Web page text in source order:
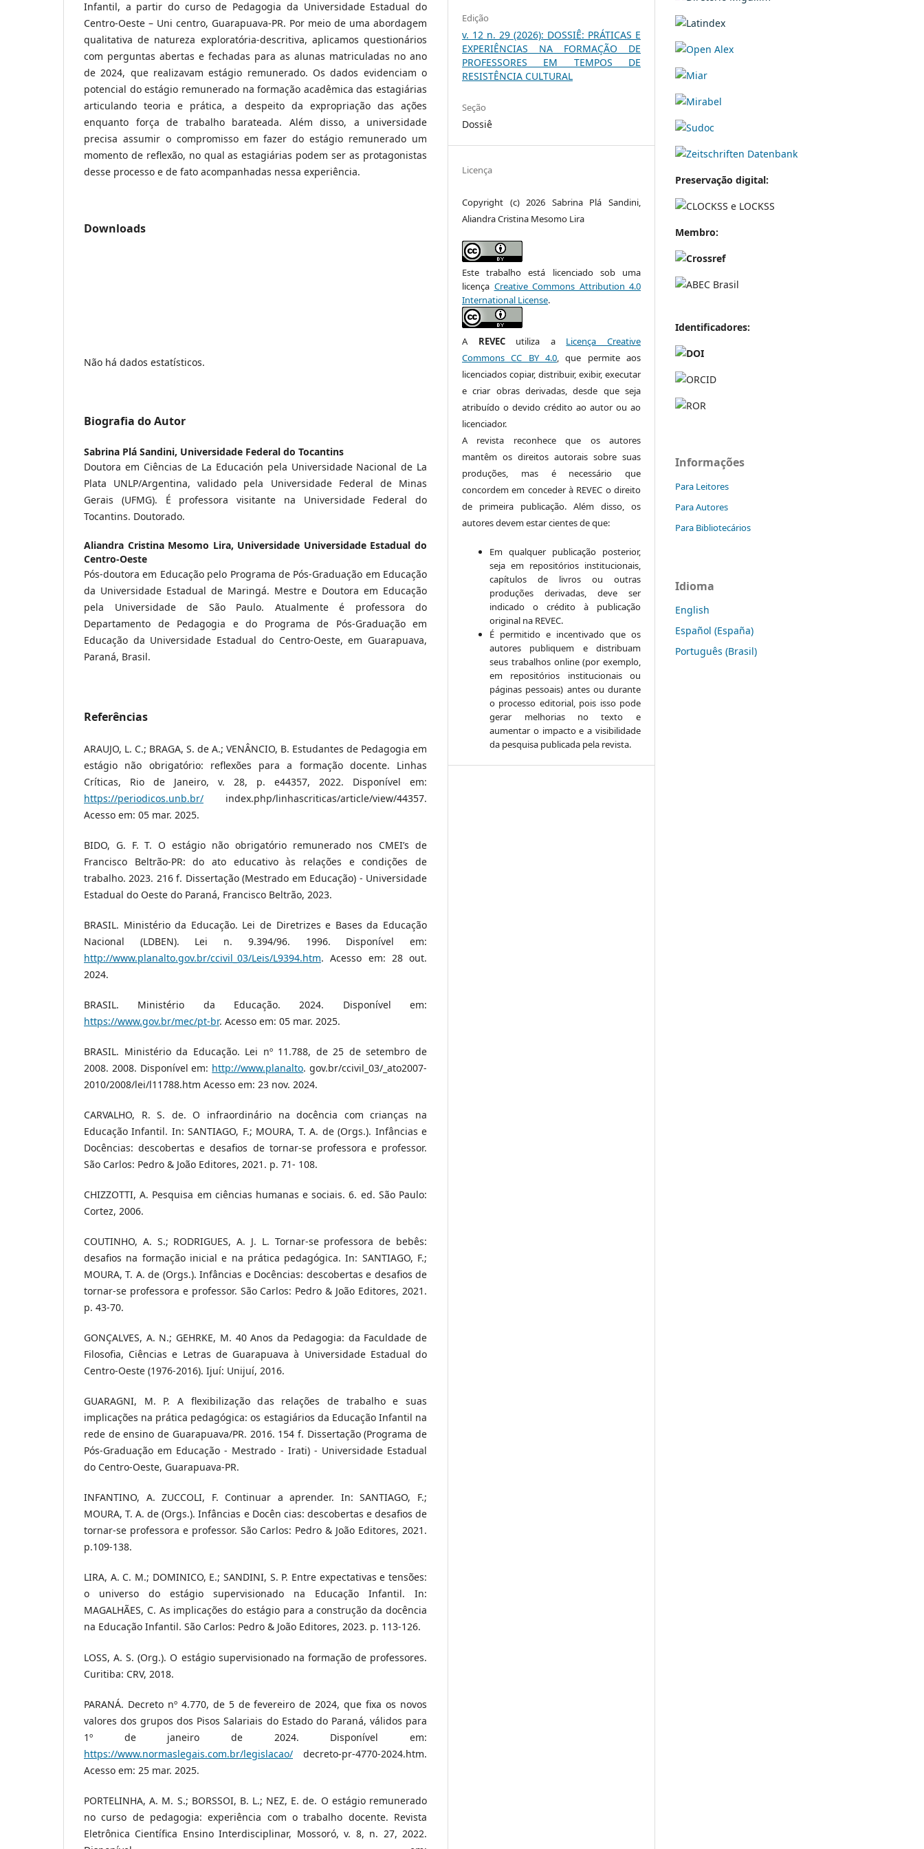
Infantil, a partir do curso de Pedagogia da Universidade Estadual do
Centro-Oeste – Uni centro, Guarapuava-PR. Por meio de uma abordagem
qualitativa de natureza exploratória-descritiva, aplicamos questionários
com perguntas abertas e fechadas para as alunas matriculadas no ano
de 2024, que realizavam estágio remunerado. Os dados evidenciam o
potencial do estágio remunerado na formação acadêmica das estagiárias
articulando teoria e prática, a despeito da expropriação das ações
enquanto força de trabalho barateada. Além disso, a universidade
precisa assumir o compromisso em fazer do estágio remunerado um
momento de reflexão, no qual as estagiárias podem ser as protagonistas
desse processo e de fato acompanhadas nessa experiência.
Downloads
Não há dados estatísticos.
Biografia do Autor
Sabrina Plá Sandini, Universidade Federal do Tocantins
Doutora em Ciências de La Educación pela Universidade Nacional de La
Plata UNLP/Argentina, validado pela Universidade Federal de Minas
Gerais (UFMG). É professora visitante na Universidade Federal do
Tocantins. Doutorado.
Aliandra Cristina Mesomo Lira, Universidade Universidade Estadual do
Centro-Oeste
Pós-doutora em Educação pelo Programa de Pós-Graduação em Educação
da Universidade Estadual de Maringá. Mestre e Doutora em Educação
pela Universidade de São Paulo. Atualmente é professora do
Departamento de Pedagogia e do Programa de Pós-Graduação em
Educação da Universidade Estadual do Centro-Oeste, em Guarapuava,
Paraná, Brasil.
Referências
ARAUJO, L. C.; BRAGA, S. de A.; VENÂNCIO, B. Estudantes de Pedagogia em
estágio não obrigatório: reflexões para a formação docente. Linhas
Críticas, Rio de Janeiro, v. 28, p. e44357, 2022. Disponível em:
https://periodicos.unb.br/ index.php/linhascriticas/article/view/44357.
Acesso em: 05 mar. 2025.
BIDO, G. F. T. O estágio não obrigatório remunerado nos CMEI’s de
Francisco Beltrão-PR: do ato educativo às relações e condições de
trabalho. 2023. 216 f. Dissertação (Mestrado em Educação) - Universidade
Estadual do Oeste do Paraná, Francisco Beltrão, 2023.
BRASIL. Ministério da Educação. Lei de Diretrizes e Bases da Educação
Nacional (LDBEN). Lei n. 9.394/96. 1996. Disponível em:
http://www.planalto.gov.br/ccivil_03/Leis/L9394.htm. Acesso em: 28 out.
2024.
BRASIL. Ministério da Educação. 2024. Disponível em:
https://www.gov.br/mec/pt-br. Acesso em: 05 mar. 2025.
BRASIL. Ministério da Educação. Lei nº 11.788, de 25 de setembro de
2008. 2008. Disponível em: http://www.planalto. gov.br/ccivil_03/_ato2007-
2010/2008/lei/l11788.htm Acesso em: 23 nov. 2024.
CARVALHO, R. S. de. O infraordinário na docência com crianças na
Educação Infantil. In: SANTIAGO, F.; MOURA, T. A. de (Orgs.). Infâncias e
Docências: descobertas e desafios de tornar-se professora e professor.
São Carlos: Pedro & João Editores, 2021. p. 71- 108.
CHIZZOTTI, A. Pesquisa em ciências humanas e sociais. 6. ed. São Paulo:
Cortez, 2006.
COUTINHO, A. S.; RODRIGUES, A. J. L. Tornar-se professora de bebês:
desafios na formação inicial e na prática pedagógica. In: SANTIAGO, F.;
MOURA, T. A. de (Orgs.). Infâncias e Docências: descobertas e desafios de
tornar-se professora e professor. São Carlos: Pedro & João Editores, 2021.
p. 43-70.
GONÇALVES, A. N.; GEHRKE, M. 40 Anos da Pedagogia: da Faculdade de
Filosofia, Ciências e Letras de Guarapuava à Universidade Estadual do
Centro-Oeste (1976-2016). Ijuí: Unijuí, 2016.
GUARAGNI, M. P. A flexibilização das relações de trabalho e suas
implicações na prática pedagógica: os estagiários da Educação Infantil na
rede de ensino de Guarapuava/PR. 2016. 154 f. Dissertação (Programa de
Pós-Graduação em Educação - Mestrado - Irati) - Universidade Estadual
do Centro-Oeste, Guarapuava-PR.
INFANTINO, A. ZUCCOLI, F. Continuar a aprender. In: SANTIAGO, F.;
MOURA, T. A. de (Orgs.). Infâncias e Docên cias: descobertas e desafios de
tornar-se professora e professor. São Carlos: Pedro & João Editores, 2021.
p.109-138.
LIRA, A. C. M.; DOMINICO, E.; SANDINI, S. P. Entre expectativas e tensões:
o universo do estágio supervisionado na Educação Infantil. In:
MAGALHÃES, C. As implicações do estágio para a construção da docência
na Educação Infantil. São Carlos: Pedro & João Editores, 2023. p. 113-126.
LOSS, A. S. (Org.). O estágio supervisionado na formação de professores.
Curitiba: CRV, 2018.
PARANÁ. Decreto nº 4.770, de 5 de fevereiro de 2024, que fixa os novos
valores dos grupos dos Pisos Salariais do Estado do Paraná, válidos para
1º de janeiro de 2024. Disponível em:
https://www.normaslegais.com.br/legislacao/ decreto-pr-4770-2024.htm.
Acesso em: 25 mar. 2025.
PORTELINHA, A. M. S.; BORSSOI, B. L.; NEZ, E. de. O estágio remunerado
no curso de pedagogia: experiência com o trabalho docente. Revista
Eletrônica Científica Ensino Interdisciplinar, Mossoró, v. 8, n. 27, 2022.
Edição
v. 12 n. 29 (2026): DOSSIÊ: PRÁTICAS E
EXPERIÊNCIAS NA FORMAÇÃO DE
PROFESSORES EM TEMPOS DE
RESISTÊNCIA CULTURAL
Seção
Dossiê
Licença
Copyright (c) 2026 Sabrina Plá Sandini,
Aliandra Cristina Mesomo Lira
Este trabalho está licenciado sob uma
licença Creative Commons Attribution 4.0
International License.
A REVECutiliza a Licença Creative
Commons CC BY 4.0, que permite aos
licenciados copiar, distribuir, exibir, executar
e criar obras derivadas, desde que seja
atribuído o devido crédito ao autor ou ao
licenciador.
A revista reconhece que os autores
mantêm os direitos autorais sobre suas
produções, mas é necessário que
concordem em conceder à REVEC o direito
de primeira publicação. Além disso, os
autores devem estar cientes de que:
Em qualquer publicação posterior,
seja em repositórios institucionais,
capítulos de livros ou outras
produções derivadas, deve ser
indicado o crédito à publicação
original na REVEC.
É permitido e incentivado que os
autores publiquem e distribuam
seus trabalhos online (por exemplo,
em repositórios institucionais ou
páginas pessoais) antes ou durante
o processo editorial, pois isso pode
gerar melhorias no texto e
aumentar o impacto e a visibilidade
da pesquisa publicada pela revista.
Preservação digital:
Membro:
Identificadores:
Informações
Para Leitores
Para Autores
Para Bibliotecários
Idioma
English
Español (España)
Português (Brasil)